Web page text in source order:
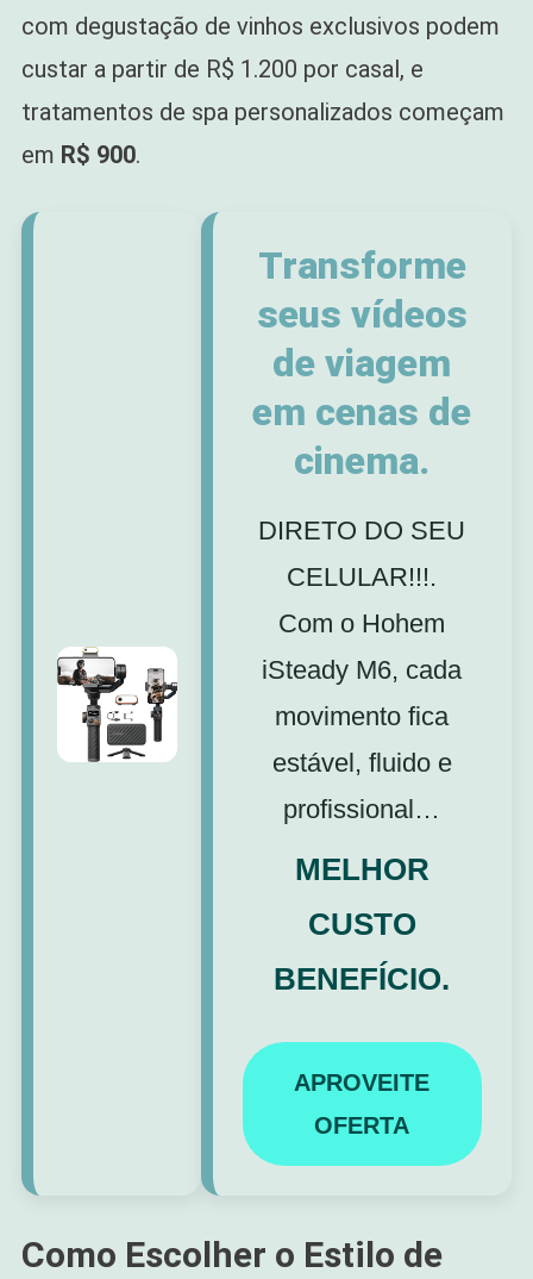
com degustação de vinhos exclusivos podem
custar a partir de R$ 1.200 por casal, e
tratamentos de spa personalizados começam
em R$ 900.
Transforme
seus vídeos
de viagem
em cenas de
cinema.
DIRETO DO SEU
CELULAR!!!.
Com o Hohem
iSteady M6, cada
movimento fica
estável, fluido e
profissional…
MELHOR
CUSTO
BENEFÍCIO.
APROVEITE
OFERTA
Como Escolher o Estilo de